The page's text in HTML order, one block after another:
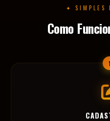
Preencha o formulário
2
RECEBA